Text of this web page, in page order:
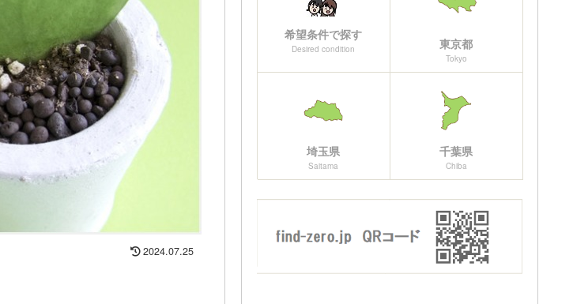
2024.07.25
希望条件で探す
Desired condition 東京都
Tokyo
埼玉県
Saitama
千葉県
Chiba